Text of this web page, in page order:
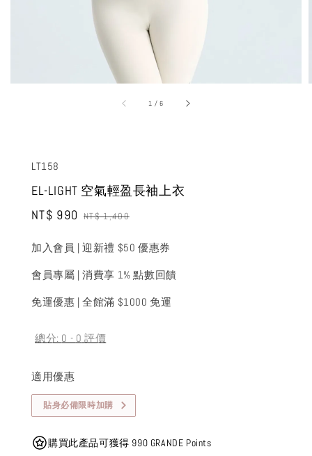
1 /6
LT158
EL-LIGHT 空氣輕盈長袖上衣
Sale
NT$ 990 Regular
NT$ 1,400
加入會員 | 迎新禮 $50 優惠券
會員專屬 | 消費享 1% 點數回饋
免運優惠 | 全館滿 $1000 免運
總分: 0 - 0 評價
適用優惠
貼身必備限時加購
購買此產品可獲得 990 GRANDE Points